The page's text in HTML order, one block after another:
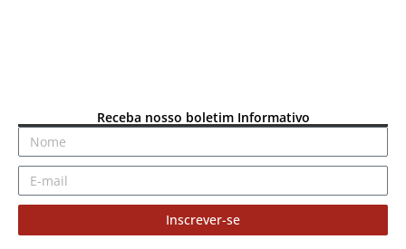
Receba nosso boletim Informativo
Inscrever-se